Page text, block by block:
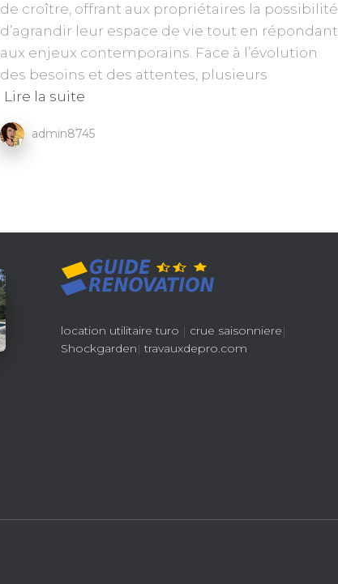
de croître, offrant aux propriétaires la possibilité
d’agrandir leur espace de vie tout en répondant
aux enjeux contemporains. Face à l’évolution
des besoins et des attentes, plusieurs
Lire la suite
admin8745
location utilitaire turo | crue saisonniere|
Shockgarden| travauxdepro.com